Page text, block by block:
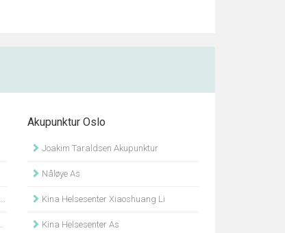
Akupunktur Oslo
Joakim Taraldsen Akupunktur
Nåløye As
Kina Helsesenter Xiaoshuang Li
Kina Helsesenter As